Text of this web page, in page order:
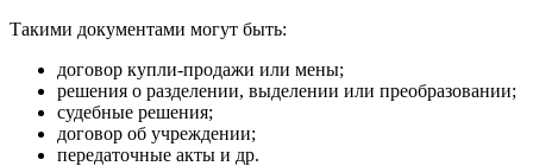
Такими документами могут быть:
договор купли-продажи или мены;
решения о разделении, выделении или преобразовании;
судебные решения;
договор об учреждении;
передаточные акты и др.